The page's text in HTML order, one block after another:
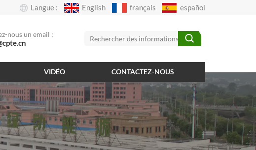
Langue : English français español
nous un email :
VIDÉO CONTACTEZ-NOUS